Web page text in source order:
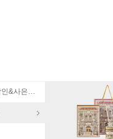
노르잇 신제품 출시 기념 할인&사은품 증정!